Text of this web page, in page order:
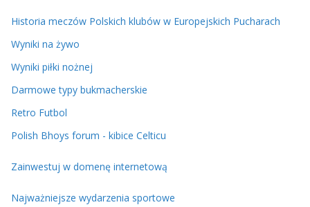
Historia meczów Polskich klubów w Europejskich Pucharach
Wyniki na żywo
Wyniki piłki nożnej
Darmowe typy bukmacherskie
Retro Futbol
Polish Bhoys forum - kibice Celticu
Zainwestuj w domenę internetową
Najważniejsze wydarzenia sportowe